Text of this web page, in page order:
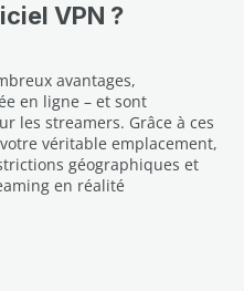
VPN ?
avantages,
en ligne – et sont
les streamers. Grâce à ces
véritable emplacement,
géographiques et
en réalité